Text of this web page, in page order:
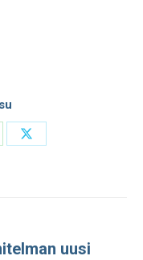
Share
uusi